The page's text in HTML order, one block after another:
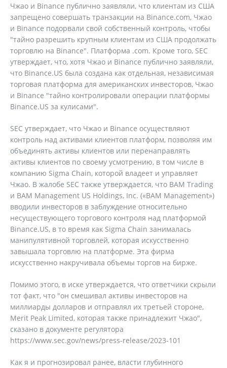
Чжао и Binance публично заявляли, что клиентам из США
запрещено совершать транзакции на Binance.com, Чжао
и Binance подорвали свой собственный контроль, чтобы
"тайно разрешить крупным клиентам из США продолжать
торговлю на Binance". Платформа .com. Кроме того, SEC
утверждает, что, хотя Чжао и Binance публично заявляли,
что Binance.US была создана как отдельная, независимая
торговая платформа для американских инвесторов, Чжао
и Binance "тайно контролировали операции платформы
Binance.US за кулисами".
SEC утверждает, что Чжао и Binance осуществляют
контроль над активами клиентов платформ, позволяя им
объединять активы клиентов или перенаправлять
активы клиентов по своему усмотрению, в том числе в
компанию Sigma Chain, которой владеет и управляет
Чжао. В жалобе SEC также утверждается, что BAM Trading
и BAM Management US Holdings, Inc. («BAM Management»)
вводили инвесторов в заблуждение относительно
несуществующего торгового контроля над платформой
Binance.US, в то время как Sigma Chain занималась
манипулятивной торговлей, которая искусственно
завышала торговлю на платформе. Эта фирма
искусственно накручивала объемы торгов на бирже.
Помимо этого, в иске утверждается, что ответчики скрыли
тот факт, что "он смешивал активы инвесторов на
миллиарды долларов и отправлял их третьей стороне,
Merit Peak Limited, которая также принадлежит Чжао",
сказано в документе регулятора
https://www.sec.gov/news/press-release/2023-101
Как я и прогнозировал ранее, власти глубинного